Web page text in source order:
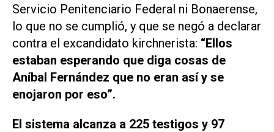
Servicio Penitenciario Federal ni Bonaerense,
lo que no se cumplió, y que se negó a declarar
contra el excandidato kirchnerista: “Ellos
estaban esperando que diga cosas de
Aníbal Fernández que no eran así y se
enojaron por eso”.
El sistema alcanza a 225 testigos y 97